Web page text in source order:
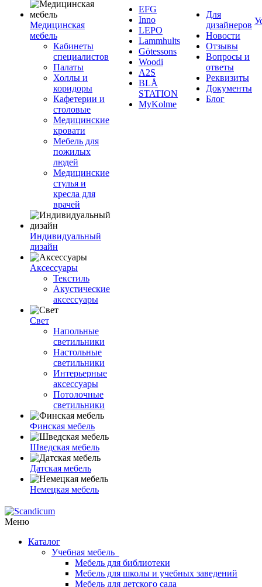
Медицинская
мебель
Кабинеты
специалистов
Палаты
Холлы и
коридоры
Кафетерии и
столовые
Медицинские
кровати
Мебель для
пожилых
людей
Медицинские
стулья и
кресла для
врачей
Индивидуальный
дизайн
Аксессуары
Текстиль
Акустические
аксессуары
Свет
Напольные
светильники
Настольные
светильники
Интерьерные
аксессуары
Потолочные
светильники
Финская мебель
Шведская мебель
Датская мебель
Немецкая мебель
EFG
Inno
LEPO
Lammhults
Götessons
Woodi
A2S
BLÅ
STATION
MyKolme
Для
дизайнеров
Новости
Отзывы
Вопросы и
ответы
Реквизиты
Документы
Блог
Меню
Каталог
Учебная мебель
Мебель для библиотеки
Мебель для школы и учебных заведений
Мебель для детского сада